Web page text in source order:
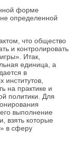
форме
определенной
что общество
и контролировать
Итак,
единица, а
в
на практике и
политики. Для
выполнение
взять которые
в сферу